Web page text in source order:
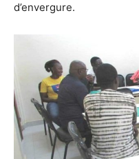
d’envergure.